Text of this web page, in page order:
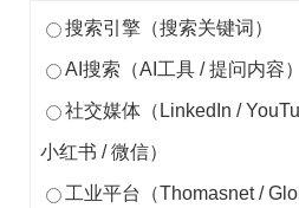
搜索引擎（搜索关键词）
AI搜索（AI工具 / 提问内容）
社交媒体（LinkedIn /
小红书 / 微信）
工业平台（Thomasnet /